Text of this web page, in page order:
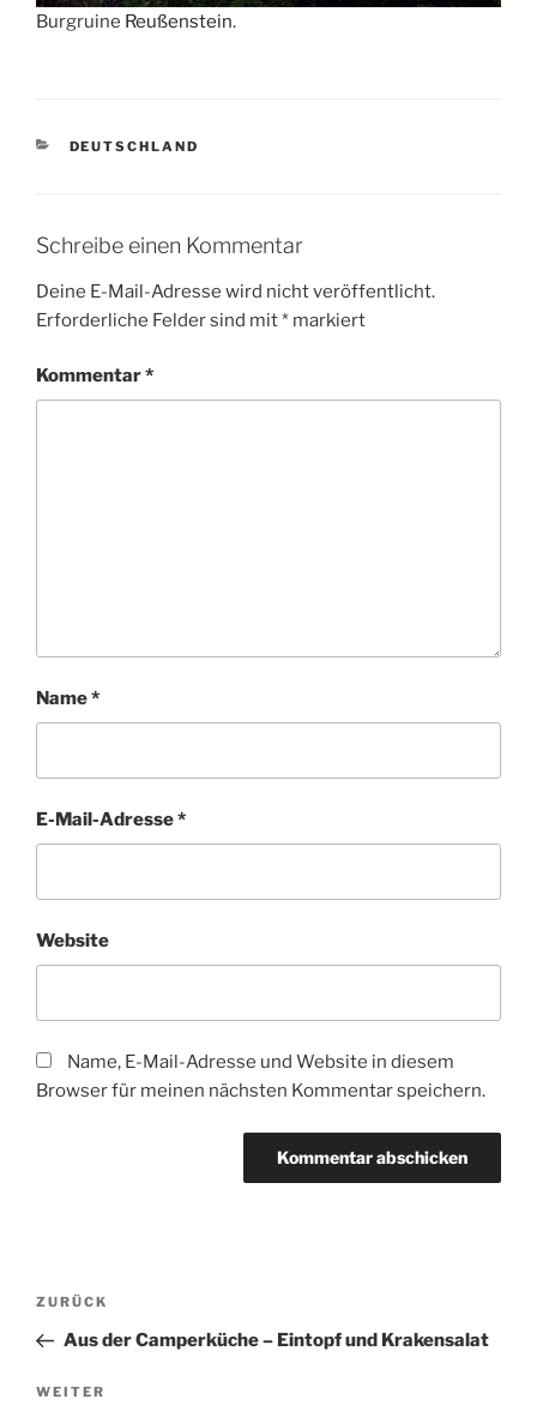
Burgruine Reußenstein.
KATEGORIEN
DEUTSCHLAND
Schreibe einen Kommentar
Deine E-Mail-Adresse wird nicht veröffentlicht.
Erforderliche Felder sind mit* markiert
Kommentar*
Name*
E-Mail-Adresse*
Website
Name, E-Mail-Adresse und Website in diesem
Browser für meinen nächsten Kommentar speichern.
Beitragsnavigation
Vorheriger
Beitrag
ZURÜCK
Aus der Camperküche – Eintopf und Krakensalat
Nächster
WEITER